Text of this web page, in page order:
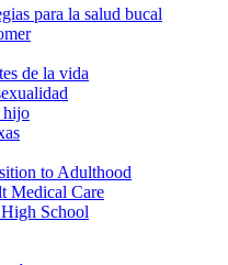
para la salud bucal
de la vida
hijo
to Adulthood
Medical Care
School